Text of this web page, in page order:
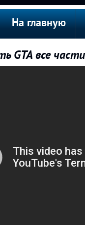
На главную
GTA все